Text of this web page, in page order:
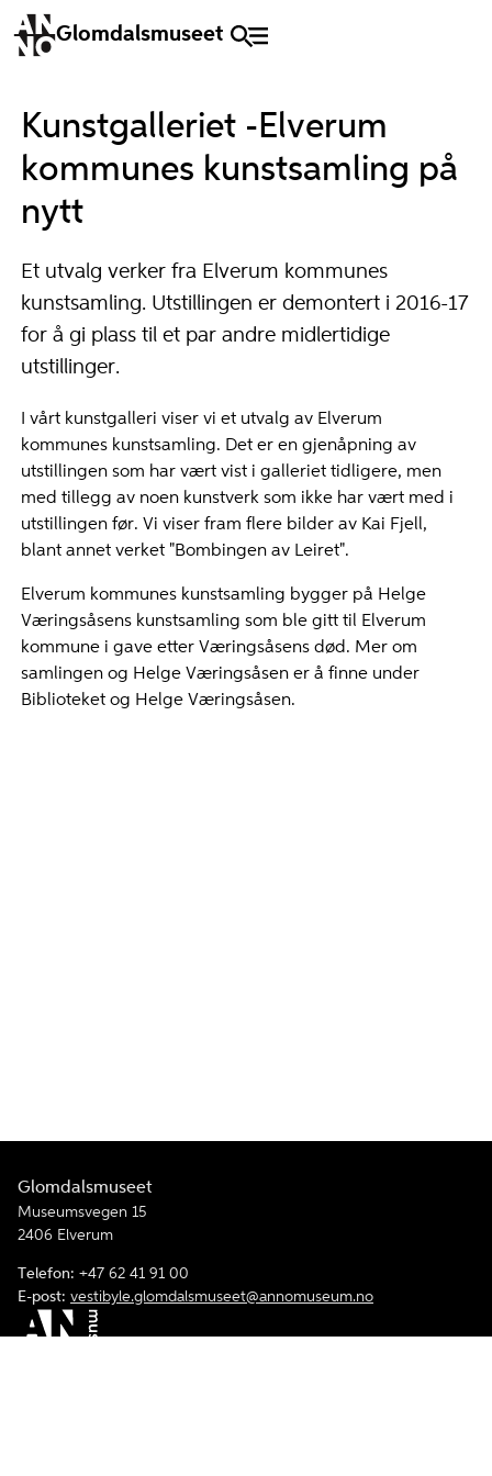
Glomdalsmuseet
Kunstgalleriet -Elverum
kommunes kunstsamling på
nytt
Et utvalg verker fra Elverum kommunes
kunstsamling. Utstillingen er demontert i 2016-17
for å gi plass til et par andre midlertidige
utstillinger.
I vårt kunstgalleri viser vi et utvalg av Elverum
kommunes kunstsamling. Det er en gjenåpning av
utstillingen som har vært vist i galleriet tidligere, men
med tillegg av noen kunstverk som ikke har vært med i
utstillingen før. Vi viser fram flere bilder av Kai Fjell,
blant annet verket "Bombingen av Leiret".
Elverum kommunes kunstsamling bygger på Helge
Væringsåsens kunstsamling som ble gitt til Elverum
kommune i gave etter Væringsåsens død. Mer om
samlingen og Helge Væringsåsen er å finne under
Biblioteket og Helge Væringsåsen.
Glomdalsmuseet
Museumsvegen 15
2406 Elverum
Telefon: +47 62 41 91 00
E-post: vestibyle.glomdalsmuseet@annomuseum.no